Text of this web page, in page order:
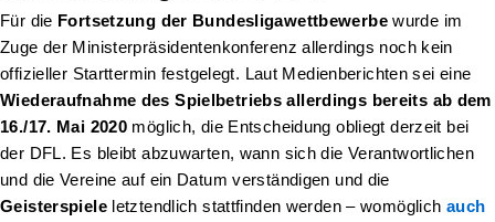
Für die Fortsetzung der Bundesligawettbewerbewurde im
Zuge der Ministerpräsidentenkonferenz allerdings noch kein
offizieller Starttermin festgelegt. Laut Medienberichten sei eine
Wiederaufnahme des Spielbetriebs allerdings bereits ab dem
16./17. Mai 2020 möglich, die Entscheidung obliegt derzeit bei
der DFL. Es bleibt abzuwarten, wann sich die Verantwortlichen
und die Vereine auf ein Datum verständigen und die
Geisterspieleletztendlich stattfinden werden – womöglich auch